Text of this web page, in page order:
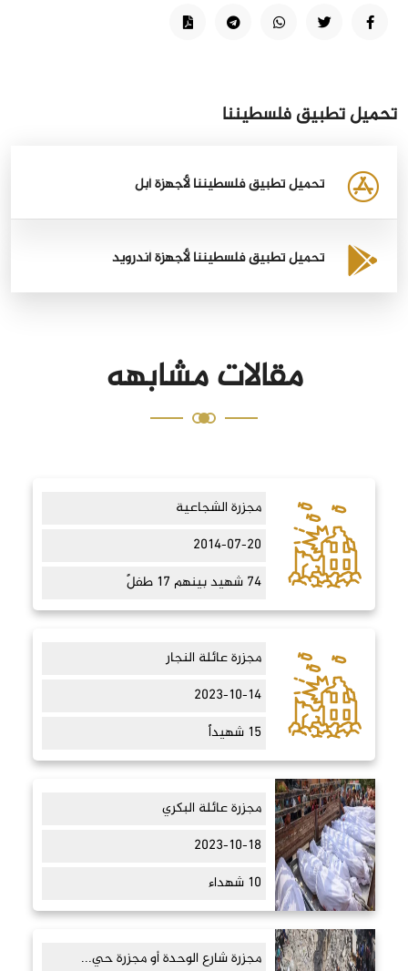
تحميل تطبيق فلسطيننا
تحميل تطبيق فلسطيننا لأجهزة أبل
تحميل تطبيق فلسطيننا لأجهزة أندرويد
مقالات مشابهه
مجزرة الشجاعية
2014-07-20
74 شهيد بينهم 17 طفلً
مجزرة عائلة النجار
2023-10-14
15 شهيداً
مجزرة عائلة البكري
2023-10-18
10 شهداء
مجزرة شارع الوحدة أو مجزرة حي...